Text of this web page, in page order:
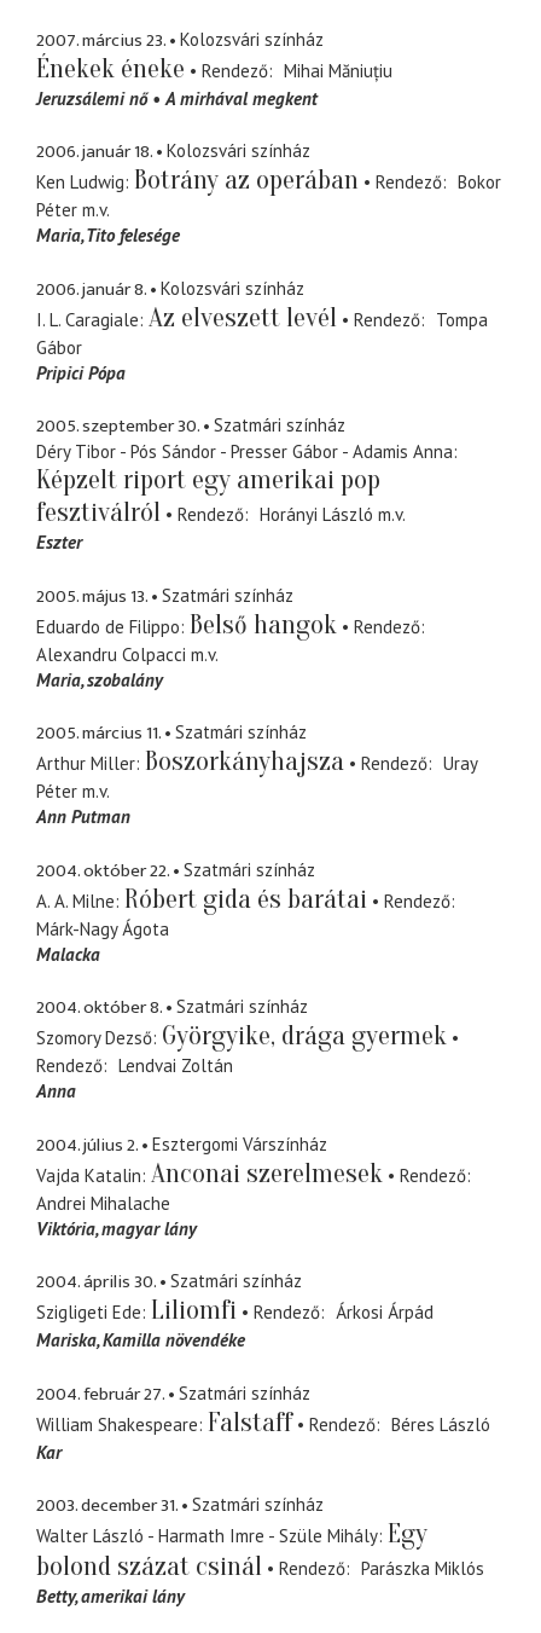
2007. március 23. Kolozsvári színház
Énekek éneke Rendező
Mihai Măniuțiu
Jeruzsálemi nő
A mirhával megkent
2006. január 18.
Kolozsvári színház
Ken Ludwig Botrány az operában Rendező
Bokor
Péter m.v.
Maria Tito felesége
2006. január 8.
Kolozsvári színház
I. L. Caragiale Az elveszett levél Rendező
Tompa
Gábor
Pripici Pópa
2005. szeptember 30.
Szatmári színház
Déry Tibor - Pós Sándor - Presser Gábor - Adamis Anna
Képzelt riport egy amerikai pop
fesztiválról
Rendező Horányi László m.v.
Eszter
2005. május 13.
Szatmári színház
Eduardo de Filippo Belső hangok
Rendező
Alexandru Colpacci m.v.
Maria szobalány
2005. március 11.
Szatmári színház
Arthur Miller Boszorkányhajsza Rendező
Uray
Péter m.v.
Ann Putman
2004. október 22.
Szatmári színház
A. A. Milne Róbert gida és barátai
Rendező
Márk-Nagy Ágota
Malacka
2004. október 8.
Szatmári színház
Szomory Dezső Györgyike, drága gyermek
Rendező
Lendvai Zoltán
Anna
2004. július 2.
Esztergomi Várszínház
Vajda Katalin Anconai szerelmesek
Rendező
Andrei Mihalache
Viktória magyar lány
2004. április 30.
Szatmári színház
Szigligeti Ede Liliomfi Rendező
Árkosi Árpád
Mariska Kamilla növendéke
2004. február 27.
Szatmári színház
William Shakespeare Falstaff Rendező
Béres László
Kar
2003. december 31.
Szatmári színház
Walter László - Harmath Imre - Szüle Mihály Egy
bolond százat csinál
Rendező
Parászka Miklós
Betty amerikai lány